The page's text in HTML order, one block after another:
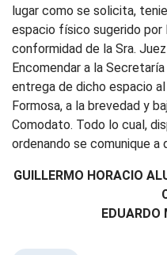
lugar como se solicita,
espacio físico sugerido por
conformidad de la Sra.
Encomendar a la
entrega de dicho espacio
Formosa, a la brevedad y
Comodato. Todo lo cual,
ordenando se comunique a
GUILLERMO
EDUARDO